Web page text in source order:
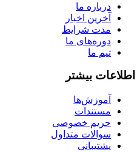
درباره ما
آخرین اخبار
مدت شرایط
دوره‌های ما
تیم ما
بیشتر
آموزش‌ها
مستندات
حریم خصوصی
سوالات متداول
پشتیبانی